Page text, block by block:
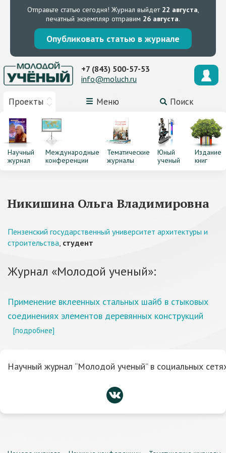
Отправьте статью сегодня! Журнал выйдет 22 августа,
печатный экземпляр отправим 26 августа.
Опубликовать статью в журнале
Проекты Меню Поиск
+7 (843) 500-57-53
info@moluch.ru
Научный
журнал
Международные
конференции
Тематические
журналы
Юный
ученый
Издание
книг
Никишина Ольга Владимировна
Пензенский государственный университет архитектуры и
строительства, студент
Журнал «Молодой ученый»:
Применение вклеенных стальных шайб в стыковых
соединениях элементов деревянных конструкций
[подробнее]
Научный журнал “Молодой ученый” в социальных